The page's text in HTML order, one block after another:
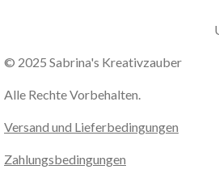
© 2025 Sabrina's Kreativzauber
Alle Rechte Vorbehalten.
Versand und Lieferbedingungen
Zahlungsbedingungen